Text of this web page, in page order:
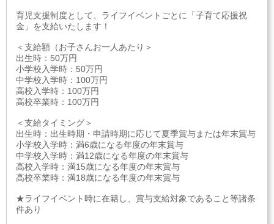
育児支援制度として、ライフイベントごとに「子育て応援祝
金」を支給いたします！
＜支給額（お子さんお一人あたり＞
出生時：50万円
小学校入学時：50万円
中学校入学時：100万円
高校入学時：100万円
高校卒業時：100万円
＜支給タイミング＞
出生時：出生時期・申請時期に応じて夏季賞与または年末賞与
小学校入学時：満6歳になる年度の年末賞与
中学校入学時：満12歳になる年度の年末賞与
高校入学時：満15歳になる年度の年末賞与
高校卒業時：満18歳になる年度の年末賞与
★ライフイベント時に在籍し、賞与支給対象であること等諸条
件あり